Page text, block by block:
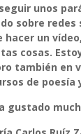
unos
sobre redes
un
cosas.
también en
de poesía
gustado